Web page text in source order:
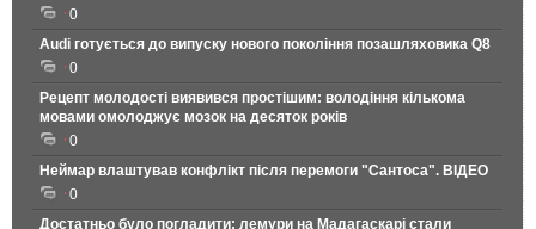
0
Audi готується до випуску нового покоління позашляховика Q8
0
Рецепт молодості виявився простішим: володіння кількома
мовами омолоджує мозок на десяток років
0
Неймар влаштував конфлікт після перемоги "Сантоса". ВІДЕО
0
Достатньо було погладити: лемури на Мадагаскарі стали